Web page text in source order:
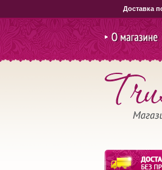
О магазине
Доставка
Только
Только
Только
Только что